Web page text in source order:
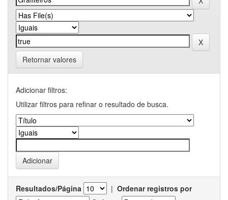
Retornar valores
Adicionar filtros:
Utilizar filtros para refinar o resultado de busca.
Resultados/Página | Ordenar registros por